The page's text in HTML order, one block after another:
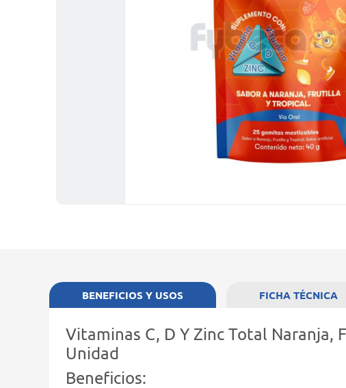
BENEFICIOS Y USOS
Vitaminas C, D Y Zinc Total Naranja,
Unidad
Beneficios:
FICHA TÉCNICA